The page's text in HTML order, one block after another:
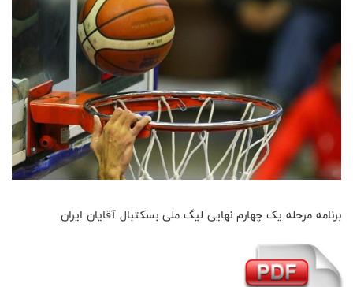
برنامه مرحله یک چهارم نهایی لیگ ملی بسکتبال آقایان ایران